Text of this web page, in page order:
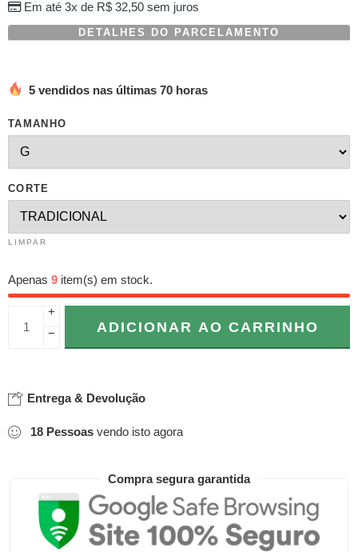
de
clientes
Em até 3x de R$32,50sem juros
DETALHES DO PARCELAMENTO
5 vendidos nas últimas 70 horas
TAMANHO
CORTE
LIMPAR
Apenas 9 item(s) em stock.
+
−
ADICIONAR AO CARRINHO
Entrega & Devolução
18 Pessoas vendo isto agora
Compra segura garantida